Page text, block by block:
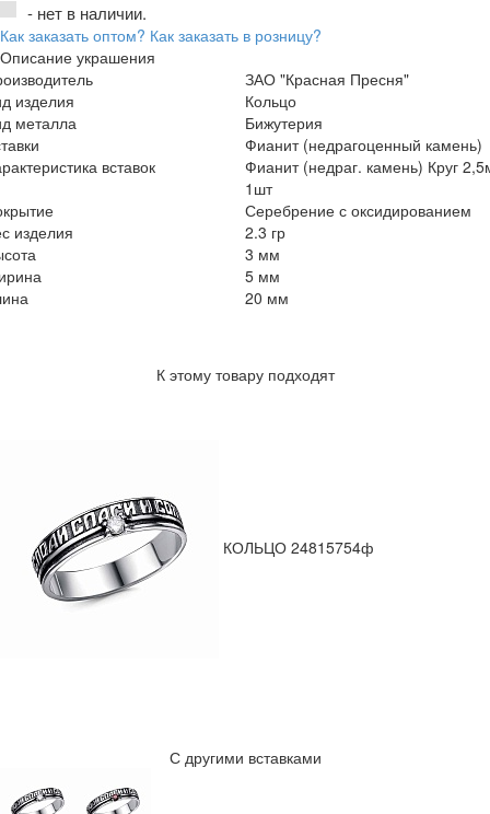
- нет в наличии.
Как заказать оптом? Как заказать в розницу?
Описание украшения
ЗАО "Красная Пресня"
изделия
Кольцо
металла
Бижутерия
Фианит (недрагоценный камень)
вставок
Фианит (недраг. камень) Круг
1шт
Серебрение с оксидированием
изделия
2.3 гр
3 мм
5 мм
20 мм
К этому товару подходят
КОЛЬЦО 24815754ф
С другими вставками